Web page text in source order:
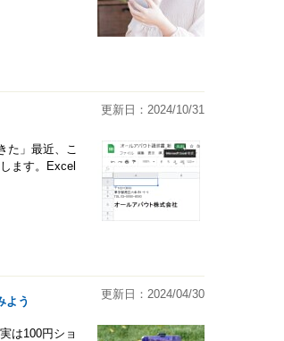
更新日：2024/10/31
た」最近、こ
ます。Excel
よう
更新日：2024/04/30
は100円ショ